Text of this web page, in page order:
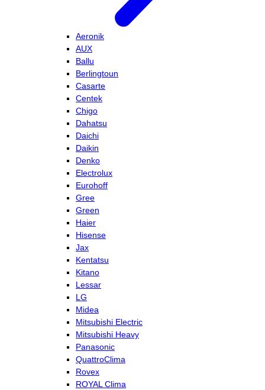
Aeronik
AUX
Ballu
Berlingtoun
Casarte
Centek
Chigo
Dahatsu
Daichi
Daikin
Denko
Electrolux
Eurohoff
Gree
Green
Haier
Hisense
Jax
Kentatsu
Kitano
Lessar
LG
Midea
Mitsubishi Electric
Mitsubishi Heavy
Panasonic
QuattroClima
Rovex
ROYAL Clima